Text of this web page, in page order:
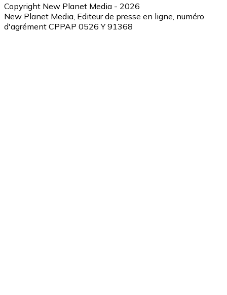
Copyright New Planet Media - 2026
New Planet Media, Editeur de presse en ligne, numéro
d'agrément CPPAP 0526 Y 91368